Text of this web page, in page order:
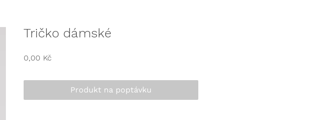
Tričko dámské
0,00 Kč
Produkt na poptávku